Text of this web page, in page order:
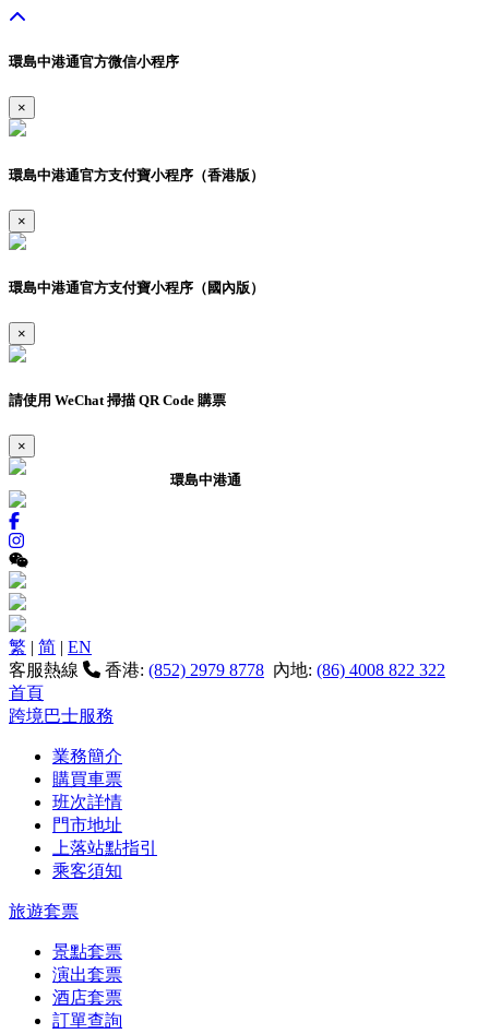
環島中港通官方微信小程序
×
環島中港通官方支付寶小程序（香港版）
×
環島中港通官方支付寶小程序（國內版）
×
請使用 WeChat 掃描 QR Code 購票
×
環島中港通
繁 | 简 | EN
客服熱線
香港: (852) 2979 8778 內地: (86) 4008 822 322
首頁
跨境巴士服務
業務簡介
購買車票
班次詳情
門市地址
上落站點指引
乘客須知
旅遊套票
景點套票
演出套票
酒店套票
訂單查詢